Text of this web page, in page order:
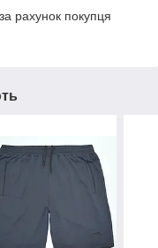
рахунок покупця